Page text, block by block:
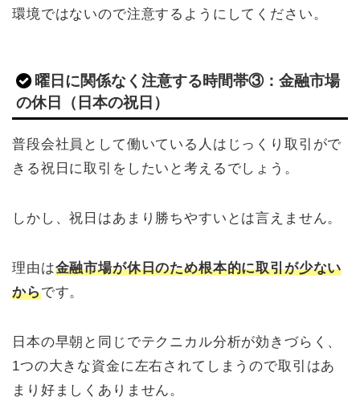
環境ではないので注意するようにしてください。
曜日に関係なく注意する時間帯③：金融市場
の休日（日本の祝日）
普段会社員として働いている人はじっくり取引がで
きる祝日に取引をしたいと考えるでしょう。
しかし、祝日はあまり勝ちやすいとは言えません。
理由は金融市場が休日のため根本的に取引が少ない
からです。
日本の早朝と同じでテクニカル分析が効きづらく、
1つの大きな資金に左右されてしまうので取引はあ
まり好ましくありません。